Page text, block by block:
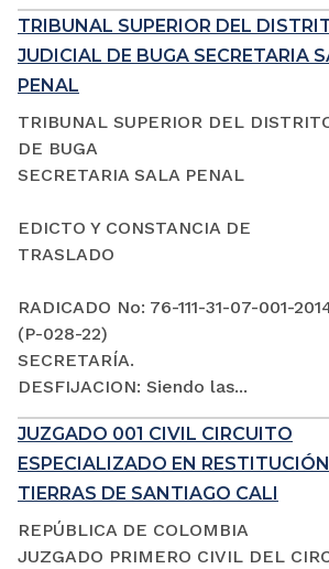
TRIBUNAL SUPERIOR DEL
JUDICIAL DE BUGA SECRETARIA
PENAL
TRIBUNAL SUPERIOR DEL
DE BUGA
SECRETARIA SALA PENAL
EDICTO Y CONSTANCIA DE
TRASLADO
RADICADO No: 76-111-31-07-001-
(P-028-22)
SECRETARÍA.
DESFIJACION: Siendo las...
JUZGADO 001 CIVIL CIRCUITO
ESPECIALIZADO EN
TIERRAS DE SANTIAGO CALI
REPÚBLICA DE COLOMBIA
JUZGADO PRIMERO CIVIL DEL